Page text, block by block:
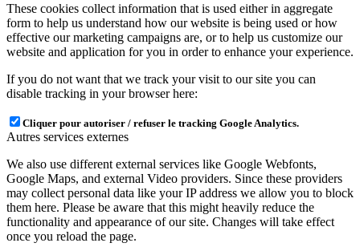
These cookies collect information that is used either in aggregate
form to help us understand how our website is being used or how
effective our marketing campaigns are, or to help us customize our
website and application for you in order to enhance your experience.
If you do not want that we track your visit to our site you can
disable tracking in your browser here:
Cliquer pour autoriser / refuser le tracking Google Analytics.
Autres services externes
We also use different external services like Google Webfonts,
Google Maps, and external Video providers. Since these providers
may collect personal data like your IP address we allow you to block
them here. Please be aware that this might heavily reduce the
functionality and appearance of our site. Changes will take effect
once you reload the page.